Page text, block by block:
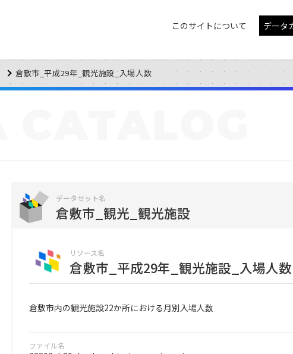
このサイトについて データ
倉敷市_平成29年_観光施設_入場人数
データセット名
倉敷市_観光_観光施設
リソース名
倉敷市_平成29年_観光施設_入場人数
倉敷市内の観光施設22か所における月別入場人数
ファイル名